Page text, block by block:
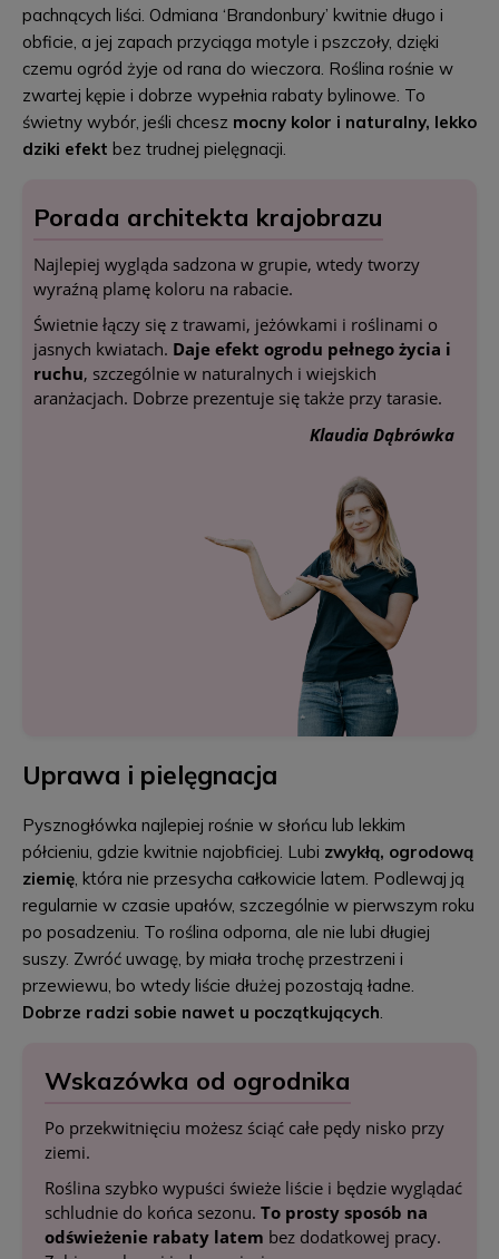
pachnących liści. Odmiana ‘Brandonbury’ kwitnie długo i
obficie, a jej zapach przyciąga motyle i pszczoły, dzięki
czemu ogród żyje od rana do wieczora. Roślina rośnie w
zwartej kępie i dobrze wypełnia rabaty bylinowe. To
świetny wybór, jeśli chcesz mocny kolor i naturalny, lekko
dziki efekt bez trudnej pielęgnacji.
Porada architekta krajobrazu
Najlepiej wygląda sadzona w grupie, wtedy tworzy
wyraźną plamę koloru na rabacie.
Świetnie łączy się z trawami, jeżówkami i roślinami o
jasnych kwiatach. Daje efekt ogrodu pełnego życia i
ruchu, szczególnie w naturalnych i wiejskich
aranżacjach. Dobrze prezentuje się także przy tarasie.
Klaudia Dąbrówka
Uprawa i pielęgnacja
Pysznogłówka najlepiej rośnie w słońcu lub lekkim
półcieniu, gdzie kwitnie najobficiej. Lubi zwykłą, ogrodową
ziemię , która nie przesycha całkowicie latem. Podlewaj ją
regularnie w czasie upałów, szczególnie w pierwszym roku
po posadzeniu. To roślina odporna, ale nie lubi długiej
suszy. Zwróć uwagę, by miała trochę przestrzeni i
przewiewu, bo wtedy liście dłużej pozostają ładne.
Dobrze radzi sobie nawet u początkujących
Wskazówka od ogrodnika
Po przekwitnięciu możesz ściąć całe pędy nisko przy
ziemi.
Roślina szybko wypuści świeże liście i będzie wyglądać
schludnie do końca sezonu. To prosty sposób na
odświeżenie rabaty latem bez dodatkowej pracy.